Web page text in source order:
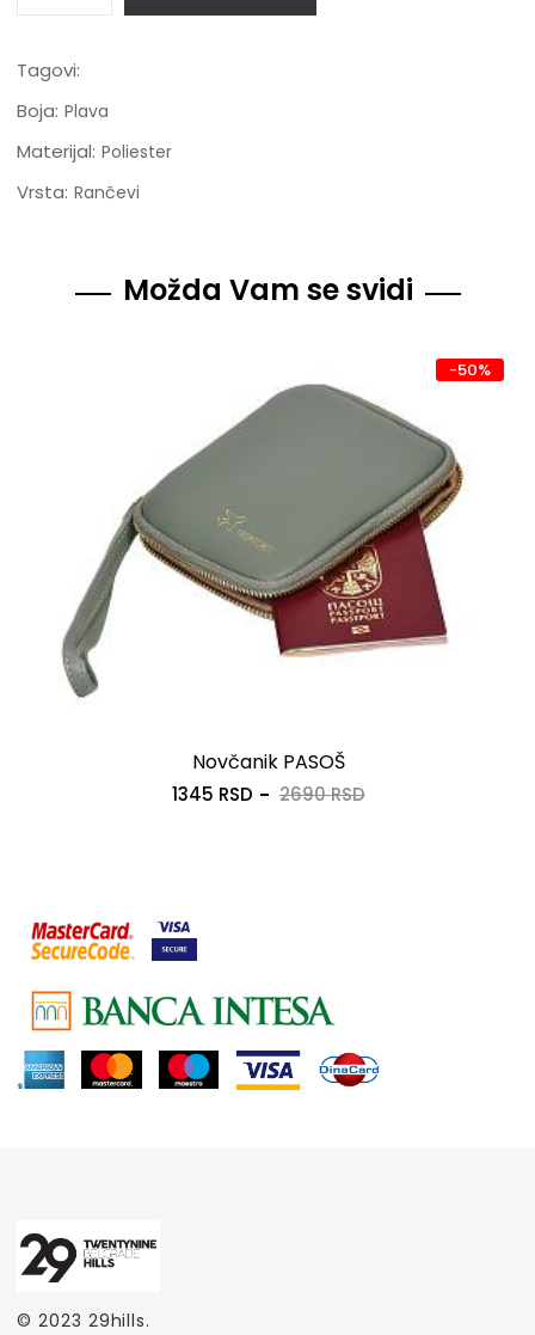
Tagovi:
Boja: Plava
Materijal: Poliester
Vrsta: Rančevi
Možda Vam se svidi
-50%
Novčanik PASOŠ
1345 RSD 2690 RSD
© 2023 29hills.